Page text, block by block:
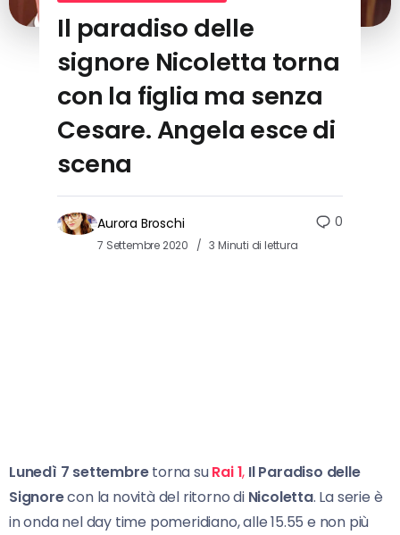
Il paradiso delle
signore Nicoletta torna
con la figlia ma senza
Cesare. Angela esce di
scena
Aurora Broschi
7 Settembre 2020 3 Minuti di lettura
0
Lunedì 7 settembretorna suRai 1, Il Paradiso delle
Signorecon la novità del ritorno di Nicoletta. La serie è
in onda nel day time pomeridiano, alle 15.55 e non più